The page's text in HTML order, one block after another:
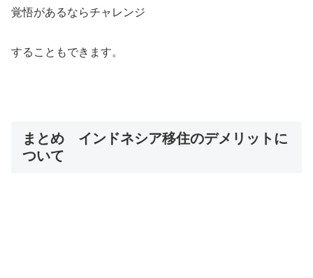
覚悟があるならチャレンジ
することもできます。
まとめ インドネシア移住のデメリットに
ついて